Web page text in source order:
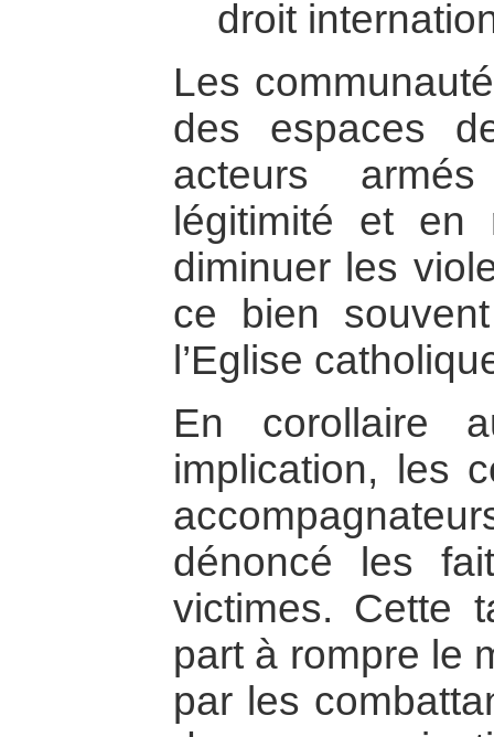
droit
Les
des espaces
acteurs
légitimité et
diminuer les
ce bien
l’Eglise
En corollaire
implication, les
dénoncé les
victimes. Cette
part à rompre le
par les